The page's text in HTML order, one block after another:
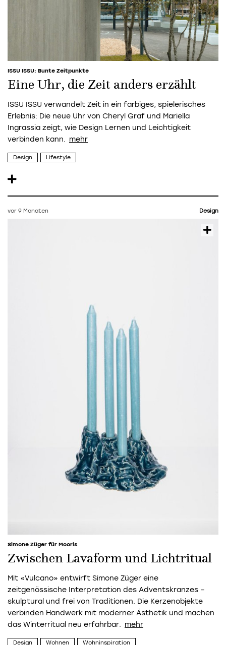
ISSU ISSU: Bunte Zeitpunkte
Eine Uhr, die Zeit anders erzählt
ISSU ISSU verwandelt Zeit in ein farbiges, spielerisches
Erlebnis: Die neue Uhr von Cheryl Graf und Mariella
Ingrassia zeigt, wie Design Lernen und Leichtigkeit
verbinden kann.
Design Lifestyle
vor 9 Monaten Design
Simone Züger für Mooris
Zwischen Lavaform und Lichtritual
Mit «Vulcano» entwirft Simone Züger eine
zeitgenössische Interpretation des Adventskranzes –
skulptural und frei von Traditionen. Die Kerzenobjekte
verbinden Handwerk mit moderner Ästhetik und machen
das Winterritual neu erfahrbar.
Design Wohnen Wohninspiration